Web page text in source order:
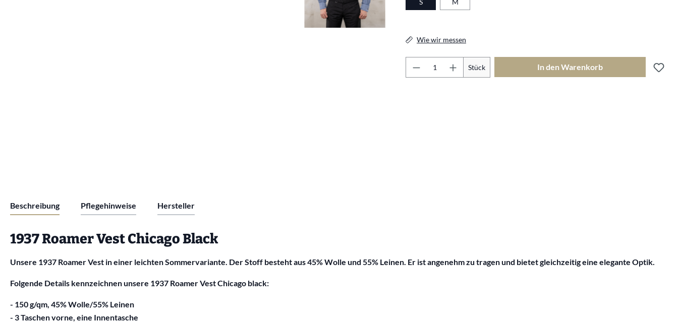
S M
Wie wir messen
Produkt Anzahl: Gib den
Stück In den Warenkorb
Beschreibung Pflegehinweise Hersteller
1937 Roamer Vest Chicago Black
Unsere 1937 Roamer Vest in einer leichten Sommervariante. Der Stoff besteht aus 45% Wolle und 55% Leinen. Er ist angenehm zu tragen und bietet gleichzeitig eine elegante Optik.
Folgende Details kennzeichnen unsere 1937 Roamer Vest Chicago black:
- 150 g/qm, 45% Wolle/55% Leinen
- 3 Taschen vorne, eine Innentasche